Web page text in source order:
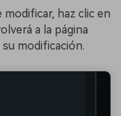
haz clic en
a la página
modificación.